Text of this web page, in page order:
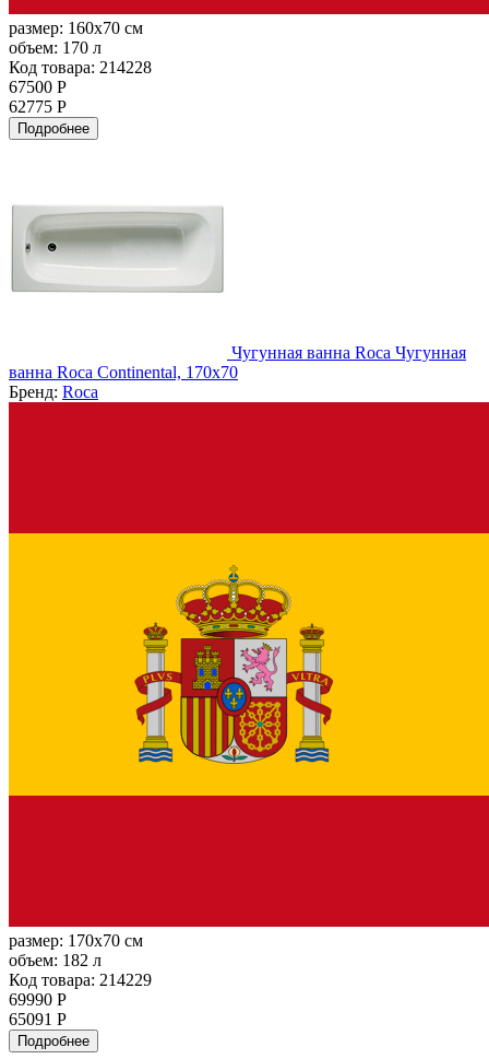
размер: 160x70 см
объем: 170 л
Код товара: 214228
67500 Р
62775 Р
Подробнее
Чугунная ванна Roca Чугунная
ванна Roca Continental, 170x70
Бренд: Roca
размер: 170x70 см
объем: 182 л
Код товара: 214229
69990 Р
65091 Р
Подробнее